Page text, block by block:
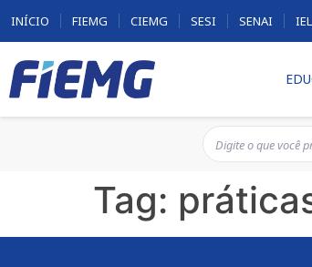
INÍCIO FIEMG CIEMG SESI SENAI IEL
Tag: